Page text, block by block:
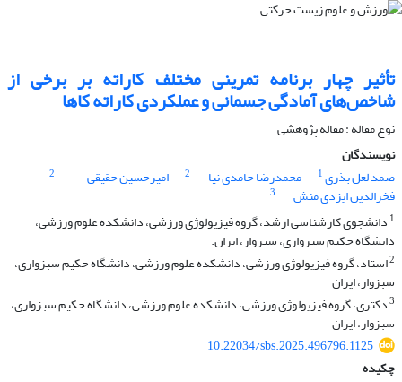
تأثیر چهار برنامه تمرینی مختلف کاراته بر برخی از
شاخص‌های آمادگی جسمانی و عملکردی کاراته کاها
نوع مقاله : مقاله پژوهشی
نویسندگان
صمد لعل بذری1 محمدرضا حامدی نیا 2 امیرحسین حقیقی 2
فخرالدین ایزدی منش
3
1 دانشجوی کارشناسی ارشد، گروه فیزیولوژی ورزشی، دانشکده علوم ورزشی،
دانشگاه حکیم سبزواری، سبزوار، ایران.
2استاد، گروه فیزیولوژی ورزشی، دانشکده علوم ورزشی، دانشگاه حکیم سبزواری،
سبزوار، ایران
3دکتری، گروه فیزیولوژی ورزشی، دانشکده علوم ورزشی، دانشگاه حکیم سبزواری،
سبزوار، ایران
10.22034/sbs.2025.496796.1125
چکیده